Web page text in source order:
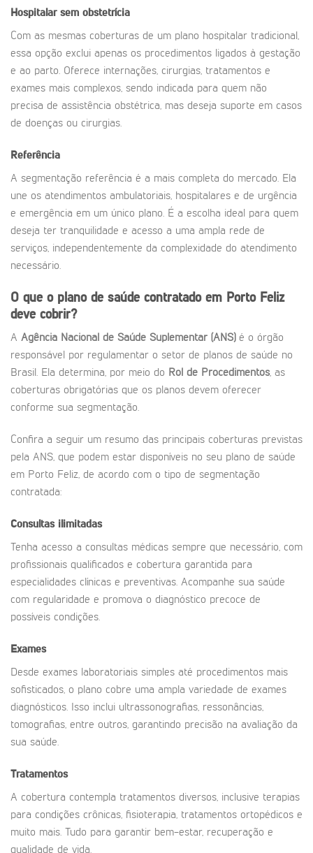
Hospitalar sem obstetrícia
Com as mesmas coberturas de um plano hospitalar tradicional,
essa opção exclui apenas os procedimentos ligados à gestação
e ao parto. Oferece internações, cirurgias, tratamentos e
exames mais complexos, sendo indicada para quem não
precisa de assistência obstétrica, mas deseja suporte em casos
de doenças ou cirurgias.
Referência
A segmentação referência é a mais completa do mercado. Ela
une os atendimentos ambulatoriais, hospitalares e de urgência
e emergência em um único plano. É a escolha ideal para quem
deseja ter tranquilidade e acesso a uma ampla rede de
serviços, independentemente da complexidade do atendimento
necessário.
O que o plano de saúde contratado em Porto Feliz
deve cobrir?
A Agência Nacional de Saúde Suplementar (ANS)é o órgão
responsável por regulamentar o setor de planos de saúde no
Brasil. Ela determina, por meio do Rol de Procedimentos, as
coberturas obrigatórias que os planos devem oferecer
conforme sua segmentação.
Confira a seguir um resumo das principais coberturas previstas
pela ANS, que podem estar disponíveis no seu plano de saúde
em Porto Feliz, de acordo com o tipo de segmentação
contratada:
Consultas ilimitadas
Tenha acesso a consultas médicas sempre que necessário, com
profissionais qualificados e cobertura garantida para
especialidades clínicas e preventivas. Acompanhe sua saúde
com regularidade e promova o diagnóstico precoce de
possíveis condições.
Exames
Desde exames laboratoriais simples até procedimentos mais
sofisticados, o plano cobre uma ampla variedade de exames
diagnósticos. Isso inclui ultrassonografias, ressonâncias,
tomografias, entre outros, garantindo precisão na avaliação da
sua saúde.
Tratamentos
A cobertura contempla tratamentos diversos, inclusive terapias
para condições crônicas, fisioterapia, tratamentos ortopédicos e
muito mais. Tudo para garantir bem-estar, recuperação e
qualidade de vida.